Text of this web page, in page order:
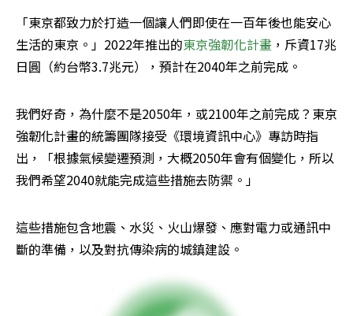
「東京都致力於打造一個讓人們即使在一百年後也能安心
生活的東京。」2022年推出的東京強韌化計畫 ，斥資17兆
日圓（約台幣3.7兆元），預計在2040年之前完成。
我們好奇，為什麼不是2050年，或2100年之前完成？東京
強韌化計畫的統籌團隊接受《環境資訊中心》專訪時指
出，「根據氣候變遷預測，大概2050年會有個變化，所以
我們希望2040就能完成這些措施去防禦。」
這些措施包含地震、水災、火山爆發、應對電力或通訊中
斷的準備，以及對抗傳染病的城鎮建設。